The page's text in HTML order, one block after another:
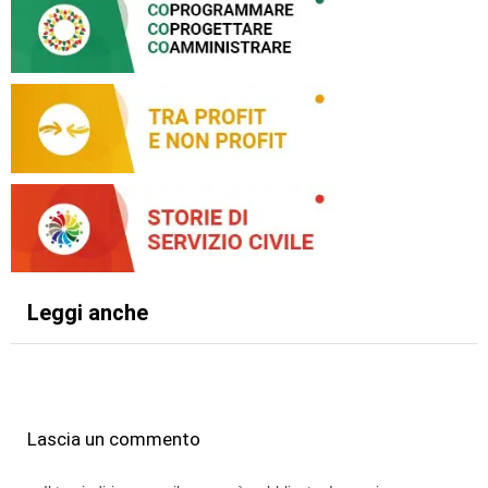
Leggi anche
Lascia un commento